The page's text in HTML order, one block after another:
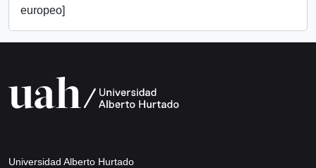
europeo]
Universidad Alberto Hurtado